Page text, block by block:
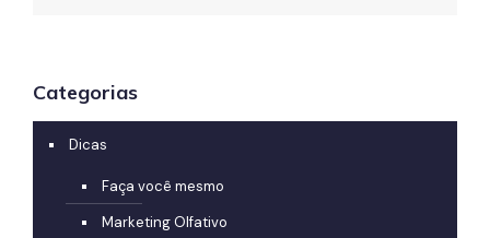
Categorias
Dicas
Faça você mesmo
Marketing Olfativo